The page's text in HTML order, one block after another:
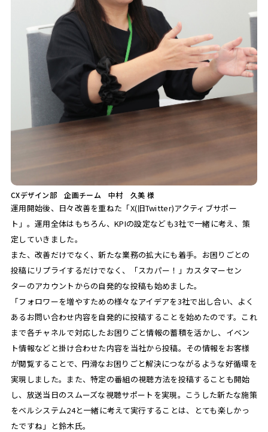
運用開始後、日々改善を重ねた「X(旧Twitter)アクティブサポー
ト」。運用全体はもちろん、KPIの設定なども3社で一緒に考え、策
定していきました。
また、改善だけでなく、新たな業務の拡大にも着手。お困りごとの
投稿にリプライするだけでなく、「スカパー！」カスタマーセン
ターのアカウントからの自発的な投稿も始めました。
「フォロワーを増やすための様々なアイデアを3社で出し合い、よく
あるお問い合わせ内容を自発的に投稿することを始めたのです。これ
まで各チャネルで対応したお困りごと情報の蓄積を活かし、イベン
ト情報などと掛け合わせた内容を当社から投稿。その情報をお客様
が閲覧することで、円滑なお困りごと解決につながるような好循環を
実現しました。また、特定の番組の視聴方法を投稿することも開始
し、放送当日のスムーズな視聴サポートを実現。こうした新たな施策
をベルシステム24と一緒に考えて実行することは、とても楽しかっ
たですね」と鈴木氏。
CXデザイン部 企画チーム 中村 久美 様